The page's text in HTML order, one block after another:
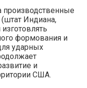
производственные
Индиана,
формования и
ударных
и
США.